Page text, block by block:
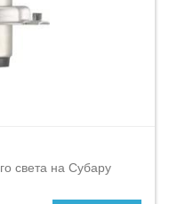
света на Субару